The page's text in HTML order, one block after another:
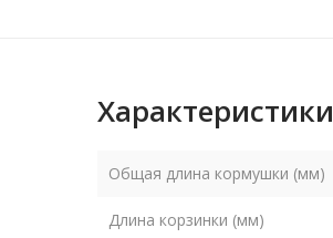
Характеристики
Общая длина кормушки (мм)
Длина корзинки (мм)